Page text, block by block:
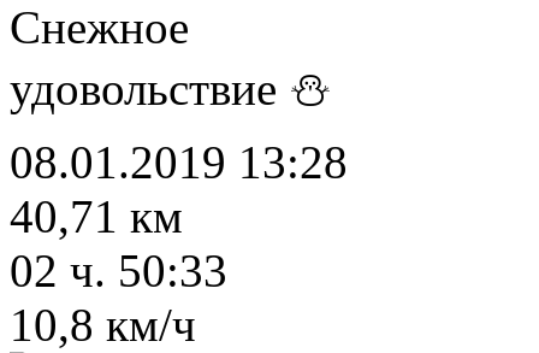
Снежное
удовольствие ⛄
08.01.2019 13:28
40,71 км
02 ч. 50:33
10,8 км/ч